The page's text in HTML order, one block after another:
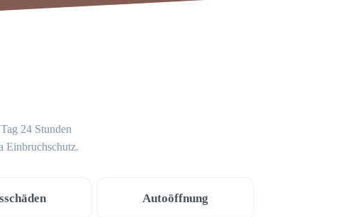
24 Stunden
Einbruchschutz.
Autoöffnung